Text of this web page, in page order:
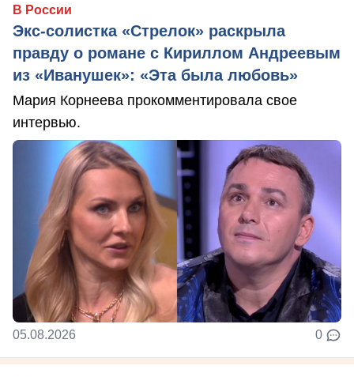
В России
Экс-солистка «Стрелок» раскрыла
правду о романе с Кириллом Андреевым
из «Иванушек»: «Эта была любовь»
Мария Корнеева прокомментировала свое
интервью.
05.08.2026 0